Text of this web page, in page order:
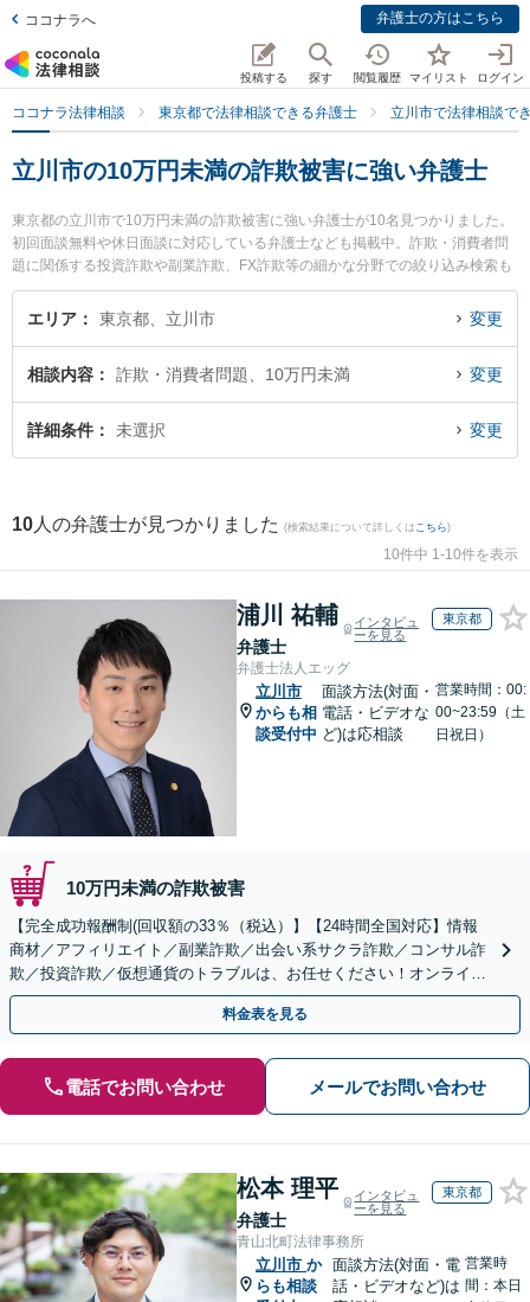
ココナラへ 弁護士の方はこちら
投稿する 探す 閲覧履歴 マイリスト ログイン
ココナラ法律相談 東京都で法律相談できる弁護士 立川市で法律相談で
立川市の10万円未満の詐欺被害に強い弁護士
東京都の立川市で10万円未満の詐欺被害に強い弁護士が10名見つかりました。
初回面談無料や休日面談に対応している弁護士なども掲載中。詐欺・消費者問
題に関係する投資詐欺や副業詐欺、FX詐欺等の細かな分野での絞り込み検索も
でき便利です。特にもえぎ法律事務所の草皆 楓弁護士や日本クレアス弁護士法
人 立川支店の芦澤 亮弁護士、弁護士法人琥珀法律事務所 立川事務所の西川 陸
士に相談したい』『10万円未満の詐欺被害のトラブル解決の実績豊富な近くの
弁護士を検索したい』『初回相談無料で10万円未満の詐欺被害を法律相談でき
る立川市内の弁護士に相談予約したい』などでお困りの相談者さんにおすすめ
エリア 東京都、立川市 変更
相談内容 詐欺・消費者問題、10万円未満 変更
詳細条件 未選択 変更
10 人の弁護士が見つかりました (検索結果について詳しくは こちら)
10件中 1-10件を表示
浦川 祐輔
弁護士
インタビュ
ーを見る
東京都
弁護士法人エッグ
立川市
からも相
談受付中
面談方法(対面・
電話・ビデオな
ど)は応相談
営業時間：00:
00~23:59（土
日祝日）
10万円未満の詐欺被害
【完全成功報酬制(回収額の33％（税込）】【24時間全国対応】情報
商材／アフィリエイト／副業詐欺／出会い系サクラ詐欺／コンサル詐
欺／投資詐欺／仮想通貨のトラブルは、お任せください！オンライン
のみで解決も可能！
料金表を見る
電話でお問い合わせ メールでお問い合わせ
松本 理平
弁護士
インタビュ
ーを見る
東京都
青山北町法律事務所
立川市 か
らも相談
面談方法(対面・電
話・ビデオなど)は
営業時
間：本日